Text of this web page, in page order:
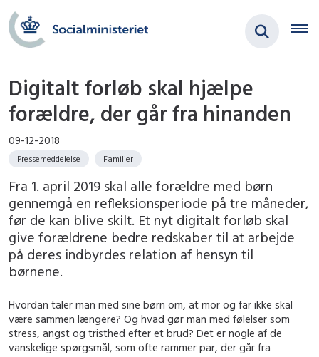
Digitalt forløb skal hjælpe
forældre, der går fra hinanden
09-12-2018
Pressemeddelelse Familier
Fra 1. april 2019 skal alle forældre med børn
gennemgå en refleksionsperiode på tre måneder,
før de kan blive skilt. Et nyt digitalt forløb skal
give forældrene bedre redskaber til at arbejde
på deres indbyrdes relation af hensyn til
børnene.
Hvordan taler man med sine børn om, at mor og far ikke skal
være sammen længere? Og hvad gør man med følelser som
stress, angst og tristhed efter et brud? Det er nogle af de
vanskelige spørgsmål, som ofte rammer par, der går fra